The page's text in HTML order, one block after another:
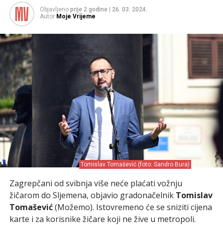
Objavljeno prije 2 godine
26. 03. 2024.
Autor Moje Vrijeme
Tomislav Tomašević (foto: Sandro Bura)
Zagrepčani od svibnja više neće plaćati vožnju
žičarom do Sljemena, objavio gradonačelnik Tomislav
Tomašević(Možemo). Istovremeno će se sniziti cijena
karte i za korisnike žičare koji ne žive u metropoli.